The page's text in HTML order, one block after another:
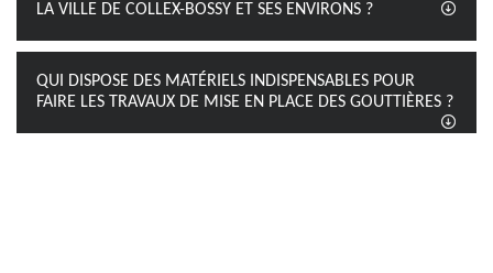
LA VILLE DE COLLEX-BOSSY ET SES ENVIRONS ?
QUI DISPOSE DES MATÉRIELS INDISPENSABLES POUR
FAIRE LES TRAVAUX DE MISE EN PLACE DES GOUTTIÈRES ?